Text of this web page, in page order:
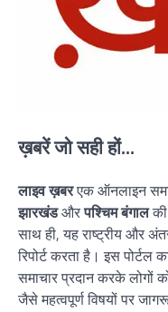
ख़बरें जो सही हों...
लाइव ख़बरएक ऑनलाइन
झारखंडऔरपश्चिम बंगाल
साथ ही, यह राष्ट्रीय और
रिपोर्ट करता है। इस पोर्टल
समाचार प्रदान करके लोगों
जैसे महत्वपूर्ण विषयों पर